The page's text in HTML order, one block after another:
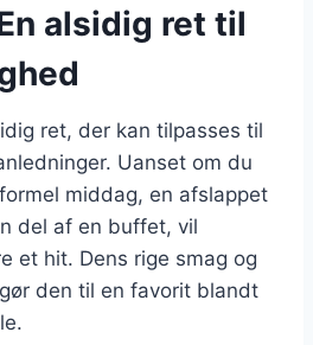
alsidig ret til
ret, der kan tilpasses til
Uanset om du
middag, en afslappet
del af en buffet, vil
et hit. Dens rige smag og
den til en favorit blandt